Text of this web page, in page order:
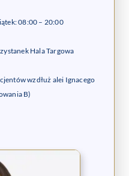
08:00 – 20:00
Hala Targowa
wzdłuż alei Ignacego
B)